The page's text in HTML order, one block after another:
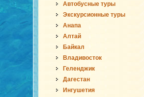
Автобусные туры
Экскурсионные туры
Анапа
Алтай
Байкал
Владивосток
Геленджик
Дагестан
Ингушетия